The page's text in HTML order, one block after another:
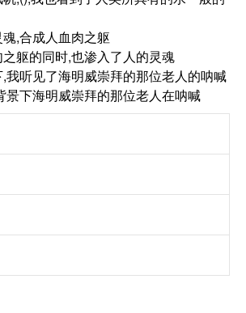
,合成人血肉之躯
躯的同时,也渗入了人的灵魂
听见了海明威崇拜的那位老人的呐喊
下海明威崇拜的那位老人在呐喊